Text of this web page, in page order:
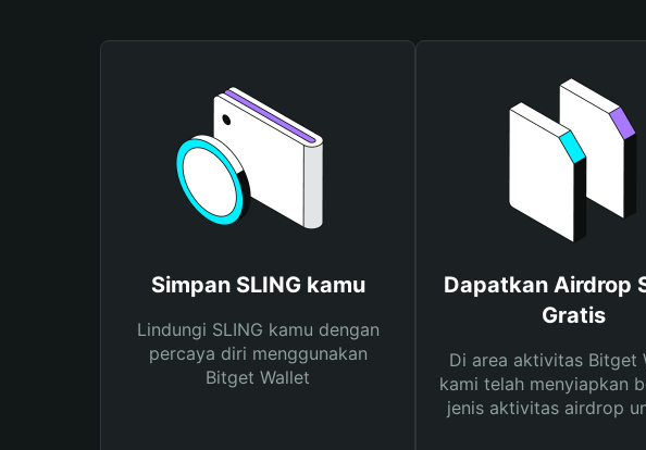
Simpan SLING kamu
Lindungi SLING kamu dengan
percaya diri menggunakan
Bitget Wallet
Dapatkan Airdrop
Gratis
Di area aktivitas Bitget
kami telah menyiapkan
jenis aktivitas airdrop